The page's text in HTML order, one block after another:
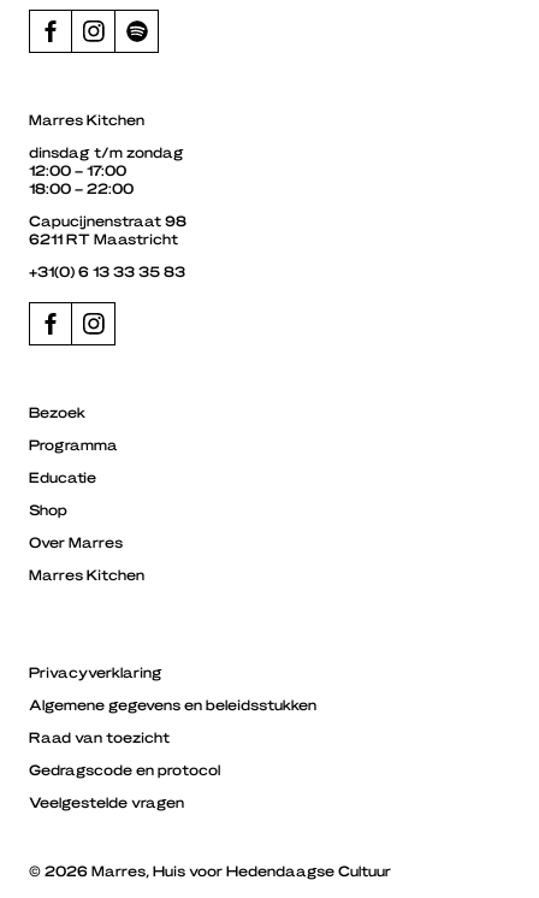
Marres Kitchen
dinsdag t/m zondag
12:00 – 17:00
18:00 – 22:00
Capucijnenstraat 98
6211 RT Maastricht
+31(0) 6 13 33 35 83
Bezoek
Programma
Educatie
Shop
Over Marres
Marres Kitchen
Privacyverklaring
Algemene gegevens en beleidsstukken
Raad van toezicht
Gedragscode en protocol
Veelgestelde vragen
© 2026 Marres, Huis voor Hedendaagse Cultuur